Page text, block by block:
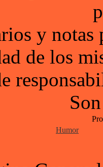
y notas
de los
Humor